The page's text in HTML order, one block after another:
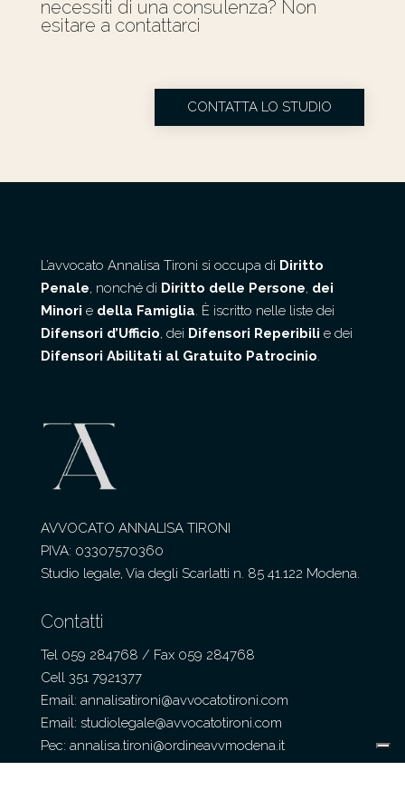
necessiti di una consulenza? Non
esitare a contattarci
CONTATTA LO STUDIO
L’avvocato Annalisa Tironi si occupa di Diritto
Penale, nonché di Diritto delle Persone, dei
Minori e della Famiglia. È iscritto nelle liste dei
Difensori d’Ufficio, dei Difensori Reperibili e dei
Difensori Abilitati al Gratuito Patrocinio.
AVVOCATO ANNALISA TIRONI
PIVA: 03307570360
Studio legale, Via degli Scarlatti n. 85 41.122 Modena.
Contatti
Tel 059 284768 / Fax 059 284768
Cell 351 7921377
Email: annalisatironi@avvocatotironi.com
Email: studiolegale@avvocatotironi.com
Pec: annalisa.tironi@ordineavvmodena.it